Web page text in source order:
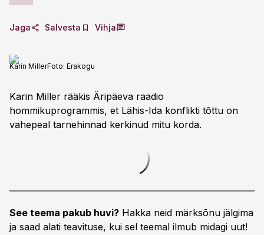
Jaga Salvesta Vihja
Karin MillerFoto: Erakogu
Karin Miller rääkis Äripäeva raadio
hommikuprogrammis, et Lähis-Ida konflikti tõttu on
vahepeal tarnehinnad kerkinud mitu korda.
See teema pakub huvi? Hakka neid märksõnu jälgima
ja saad alati teavituse, kui sel teemal ilmub midagi uut!